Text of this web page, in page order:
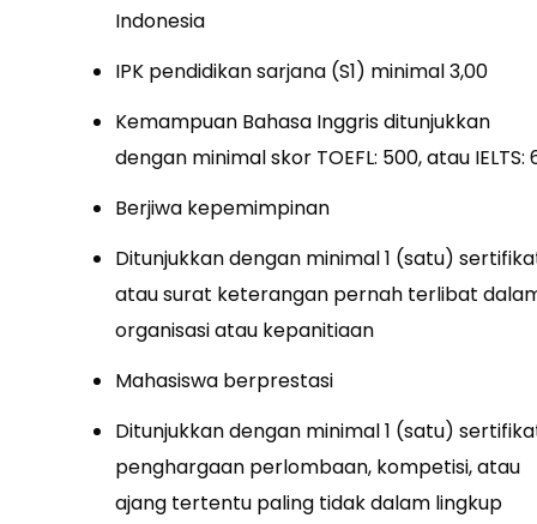
Indonesia
IPK pendidikan sarjana (S1) minimal 3,00
Kemampuan Bahasa Inggris ditunjukkan
dengan minimal skor TOEFL: 500, atau IELTS:
Berjiwa kepemimpinan
Ditunjukkan dengan minimal 1 (satu)
atau surat keterangan pernah terlibat
organisasi atau kepanitiaan
Mahasiswa berprestasi
Ditunjukkan dengan minimal 1 (satu)
penghargaan perlombaan, kompetisi, atau
ajang tertentu paling tidak dalam lingkup